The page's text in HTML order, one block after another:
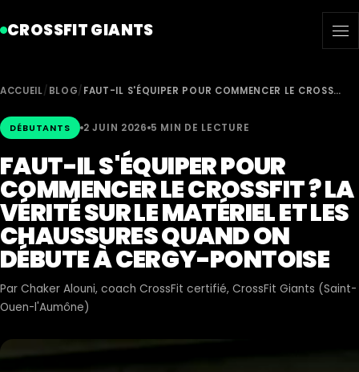
CROSSFIT GIANTS
ACCUEIL/ BLOG/ FAUT-IL S'ÉQUIPER POUR COMMENCER LE CROSS…
DÉBUTANTS 2 JUIN 2026 5 MIN DE LECTURE
FAUT-IL S'ÉQUIPER POUR
COMMENCER LE CROSSFIT ? LA
VÉRITÉ SUR LE MATÉRIEL ET LES
CHAUSSURES QUAND ON
DÉBUTE À CERGY-PONTOISE
Par Chaker Alouni, coach CrossFit certifié, CrossFit Giants (Saint-
Ouen-l'Aumône)